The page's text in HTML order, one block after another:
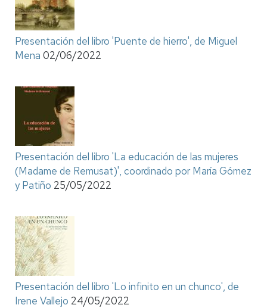
Presentación del libro 'Puente de hierro', de Miguel
Mena 02/06/2022
Presentación del libro 'La educación de las mujeres
(Madame de Remusat)', coordinado por María Gómez
y Patiño 25/05/2022
Presentación del libro 'Lo infinito en un chunco', de
Irene Vallejo 24/05/2022